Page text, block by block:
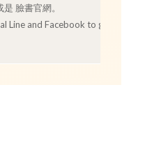
臉書官網。
Line and Facebook to get more